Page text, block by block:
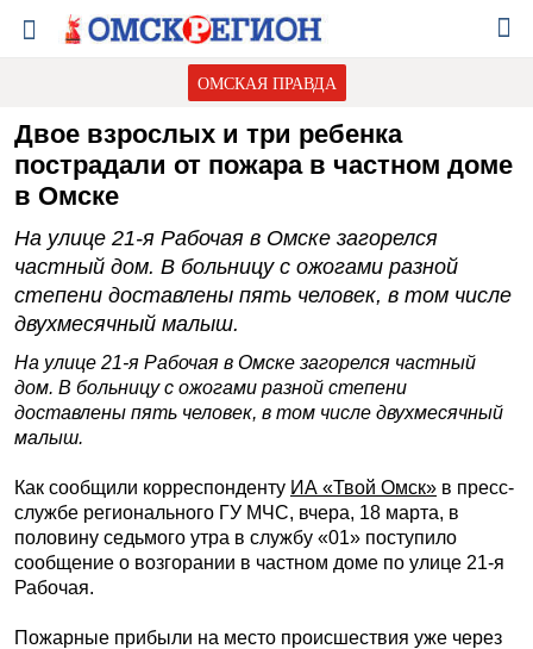
ОМСКАЯ ПРАВДА
Двое взрослых и три ребенка
пострадали от пожара в частном доме
в Омске
На улице 21-я Рабочая в Омске загорелся
частный дом. В больницу с ожогами разной
степени доставлены пять человек, в том числе
двухмесячный малыш.
На улице 21-я Рабочая в Омске загорелся частный
дом. В больницу с ожогами разной степени
доставлены пять человек, в том числе двухмесячный
малыш.
Как сообщили корреспонденту ИА «Твой Омск» в пресс-
службе регионального ГУ МЧС, вчера, 18 марта, в
половину седьмого утра в службу «01» поступило
сообщение о возгорании в частном доме по улице 21-я
Рабочая.
Пожарные прибыли на место происшествия уже через